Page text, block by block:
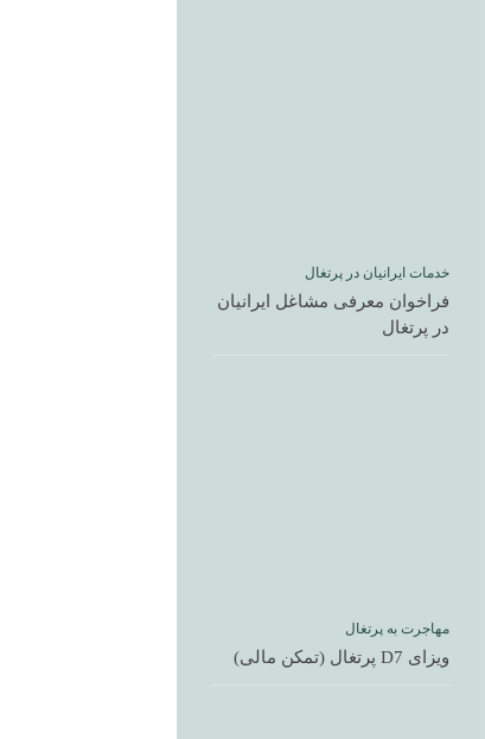
خدمات ایرانیان در پرتغال
فراخوان معرفی مشاغل ایرانیان
در پرتغال
مهاجرت به پرتغال
ویزای D7 پرتغال (تمکن مالی)